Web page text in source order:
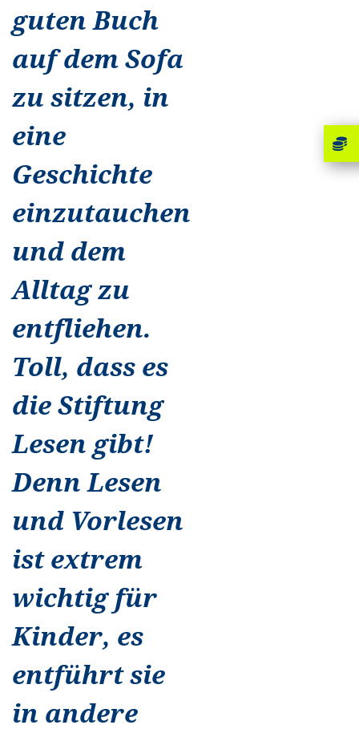
guten Buch
auf dem Sofa
zu sitzen, in
eine
Geschichte
einzutauchen
und dem
Alltag zu
entfliehen.
Toll, dass es
die Stiftung
Lesen gibt!
Denn Lesen
und Vorlesen
ist extrem
wichtig für
Kinder, es
entführt sie
in andere